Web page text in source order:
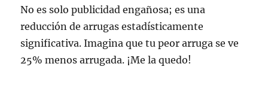
No es solo publicidad engañosa; es una
reducción de arrugas estadísticamente
significativa. Imagina que tu peor arruga se ve
25% menos arrugada. ¡Me la quedo!